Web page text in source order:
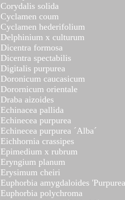
Corydalis solida
Cyclamen coum
Cyclamen hederifolium
Delphinium x culturum
Dicentra formosa
Dicentra spectabilis
Digitalis purpurea
Doronicum caucasicum
Dorornicum orientale
Draba aizoides
Echinacea pallida
Echinecea purpurea
Echinecea purpurea ´Alba´
Eichhornia crassipes
Epimedium x rubrum
Eryngium planum
Erysimum cheiri
Euphorbia amygdaloides
Euphorbia polychroma